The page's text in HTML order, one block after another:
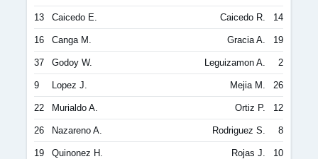
13 Caicedo E. Caicedo R. 14
16 Canga M. Gracia A. 19
37 Godoy W. Leguizamon A. 2
9 Lopez J. Mejia M. 26
22 Murialdo A. Ortiz P. 12
26 Nazareno A. Rodriguez S. 8
19 Quinonez H. Rojas J. 10